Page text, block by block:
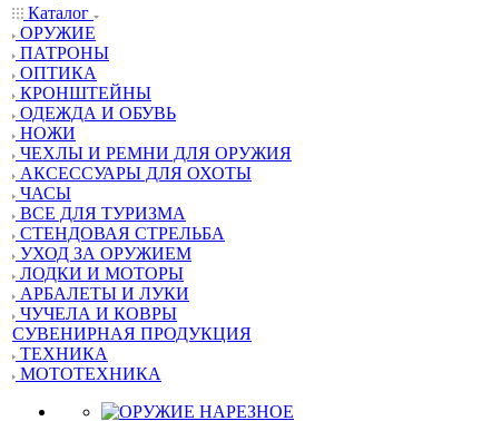
Каталог
ОРУЖИЕ
ПАТРОНЫ
ОПТИКА
КРОНШТЕЙНЫ
ОДЕЖДА И ОБУВЬ
НОЖИ
ЧЕХЛЫ И РЕМНИ ДЛЯ ОРУЖИЯ
АКСЕССУАРЫ ДЛЯ ОХОТЫ
ЧАСЫ
ВСЕ ДЛЯ ТУРИЗМА
СТЕНДОВАЯ СТРЕЛЬБА
УХОД ЗА ОРУЖИЕМ
ЛОДКИ И МОТОРЫ
АРБАЛЕТЫ И ЛУКИ
ЧУЧЕЛА И КОВРЫ
СУВЕНИРНАЯ ПРОДУКЦИЯ
ТЕХНИКА
МОТОТЕХНИКА